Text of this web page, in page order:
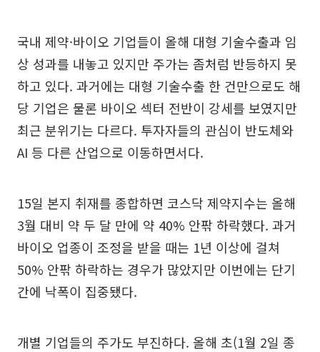
국내 제약·바이오 기업들이 올해 대형 기술수출과 임
상 성과를 내놓고 있지만 주가는 좀처럼 반등하지 못
하고 있다. 과거에는 대형 기술수출 한 건만으로도 해
당 기업은 물론 바이오 섹터 전반이 강세를 보였지만
최근 분위기는 다르다. 투자자들의 관심이 반도체와
AI 등 다른 산업으로 이동하면서다.
15일 본지 취재를 종합하면 코스닥 제약지수는 올해
3월 대비 약 두 달 만에 약 40% 안팎 하락했다. 과거
바이오 업종이 조정을 받을 때는 1년 이상에 걸쳐
50% 안팎 하락하는 경우가 많았지만 이번에는 단기
간에 낙폭이 집중됐다.
개별 기업들의 주가도 부진하다. 올해 초(1월 2일 종